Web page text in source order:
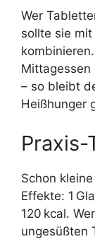
Wer
sollte sie
Mittagessen
– so bleibt
Heißhunger
Praxis-
Schon
Effekte: 1
120 kcal.
ungesüßten